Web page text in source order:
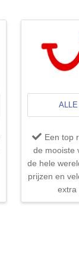
Een top
de mooiste
de hele
prijzen en
extra